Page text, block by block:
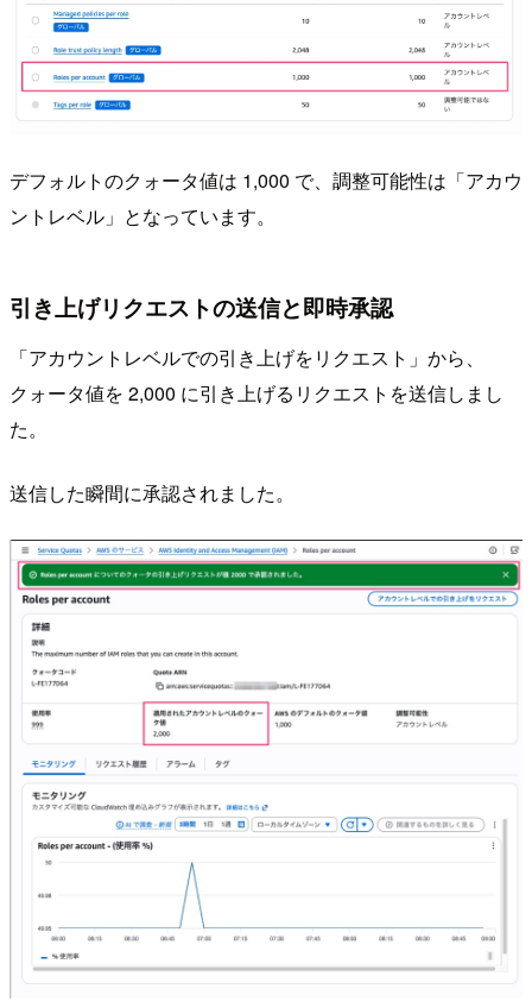
デフォルトのクォータ値は 1,000 で、調整可能性は「アカウ
ントレベル」となっています。
引き上げリクエストの送信と即時承認
「アカウントレベルでの引き上げをリクエスト」から、
クォータ値を 2,000 に引き上げるリクエストを送信しまし
た。
送信した瞬間に承認されました。